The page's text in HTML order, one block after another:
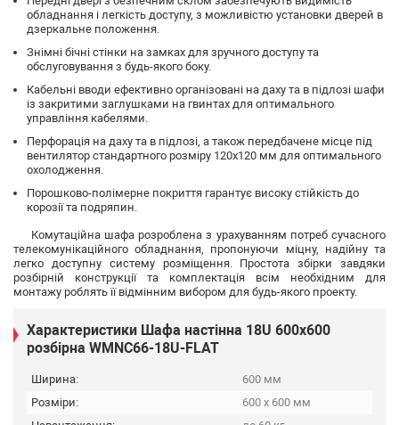
обладнання і легкість доступу, з можливістю установки дверей в
дзеркальне положення.
Знімні бічні стінки на замках для зручного доступу та
обслуговування з будь-якого боку.
Кабельні вводи ефективно організовані на даху та в підлозі шафи
із закритими заглушками на гвинтах для оптимального
управління кабелями.
Перфорація на даху та в підлозі, а також передбачене місце під
вентилятор стандартного розміру 120x120 мм для оптимального
охолодження.
Порошково-полімерне покриття гарантує високу стійкість до
корозії та подряпин.
Комутаційна шафа розроблена з урахуванням потреб сучасного
телекомунікаційного обладнання, пропонуючи міцну, надійну та
легко доступну систему розміщення. Простота збірки завдяки
розбірній конструкції та комплектація всім необхідним для
монтажу роблять її відмінним вибором для будь-якого проекту.
Характеристики Шафа настінна 18U 600х600
розбірна WMNC66-18U-FLAT
Ширина:
600 мм
Розміри:
600 х 600 мм